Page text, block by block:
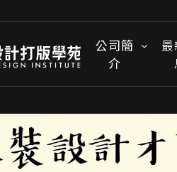
公司簡
介